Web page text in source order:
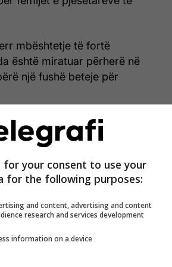
mbështetje të fortë
është miratuar përherë në
një fushë beteje për
for your consent to use your
for the following purposes:
and content, advertising and content
research and services development
information on a device